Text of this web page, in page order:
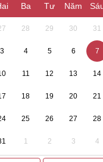
Ba Tư Năm
28 29 30 31
3 4 5 6 7
11 12 13 14
18 19 20 21
25 26 27 28
1 2 3 4